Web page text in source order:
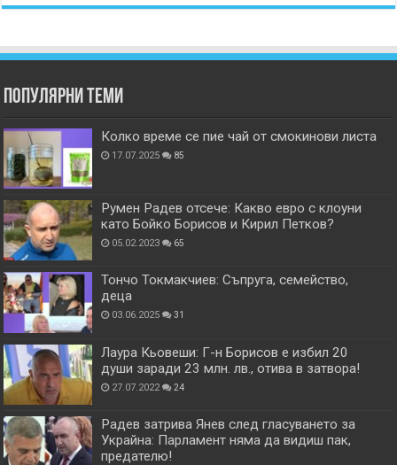
Популярни теми
Колко време се пие чай от смокинови листа
17.07.2025 85
Румен Радев отсече: Какво евро с клоуни
като Бойко Борисов и Кирил Петков?
05.02.2023 65
Тончо Токмакчиев: Съпруга, семейство,
деца
03.06.2025 31
Лаура Кьовеши: Г-н Борисов е избил 20
души заради 23 млн. лв., отива в затвора!
27.07.2022 24
Радев затрива Янев след гласуването за
Украйна: Парламент няма да видиш пак,
предателю!